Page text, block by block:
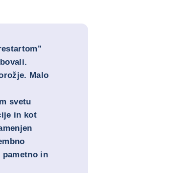
Malo
svetu
in kot
in